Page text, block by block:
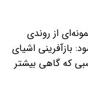
از روندی
اشیای
که گاهی بیشتر